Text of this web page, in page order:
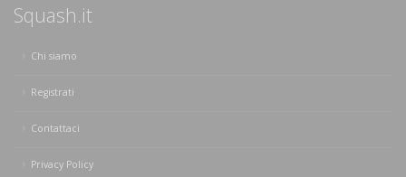
Squash.it
Chi siamo
Registrati
Contattaci
Privacy Policy